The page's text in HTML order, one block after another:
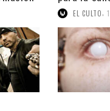
EL CULTO